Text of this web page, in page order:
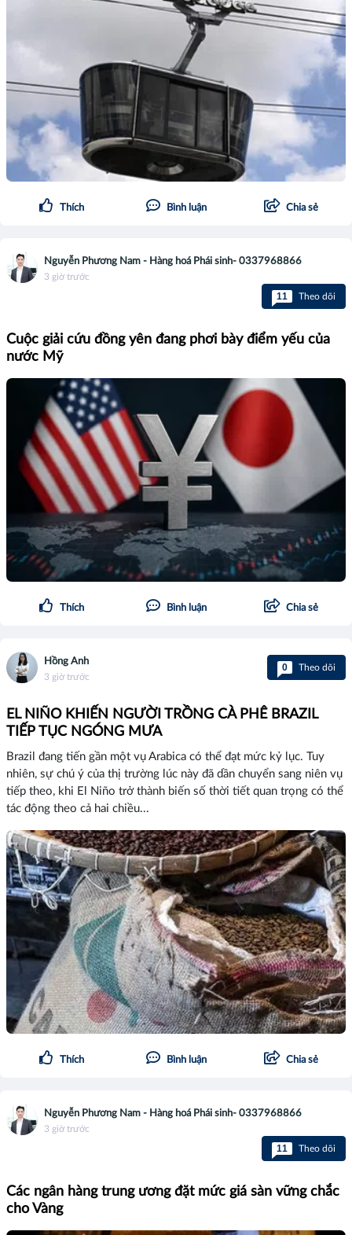
Thích Bình luận Chia sẻ
Nguyễn Phương Nam - Hàng hoá Phái sinh- 0337968866
3 giờ trước
11 Theo dõi
Cuộc giải cứu đồng yên đang phơi bày điểm yếu của
nước Mỹ
Thích Bình luận Chia sẻ
Hồng Anh
3 giờ trước
0 Theo dõi
EL NIÑO KHIẾN NGƯỜI TRỒNG CÀ PHÊ BRAZIL
TIẾP TỤC NGÓNG MƯA
Brazil đang tiến gần một vụ Arabica có thể đạt mức kỷ lục. Tuy
nhiên, sự chú ý của thị trường lúc này đã dần chuyển sang niên vụ
tiếp theo, khi El Niño trở thành biến số thời tiết quan trọng có thể
tác động theo cả hai chiều...
Thích Bình luận Chia sẻ
Nguyễn Phương Nam - Hàng hoá Phái sinh- 0337968866
3 giờ trước
11 Theo dõi
Các ngân hàng trung ương đặt mức giá sàn vững chắc
cho Vàng